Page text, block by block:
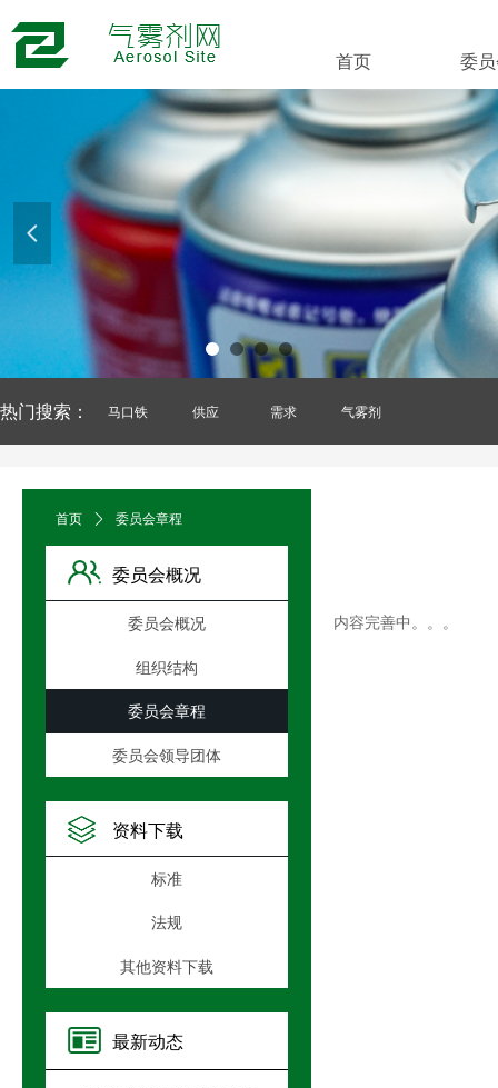
넳
首页 委
热门搜索： 马口铁 供应 需求 气雾剂
首页 ꄲ 委员会章程
标准
法规
其他资料下载
资料下载
最新动态
委员会概况
组织结构
委员会章程
委员会领导团体
委员会概况
内容完善中。。。